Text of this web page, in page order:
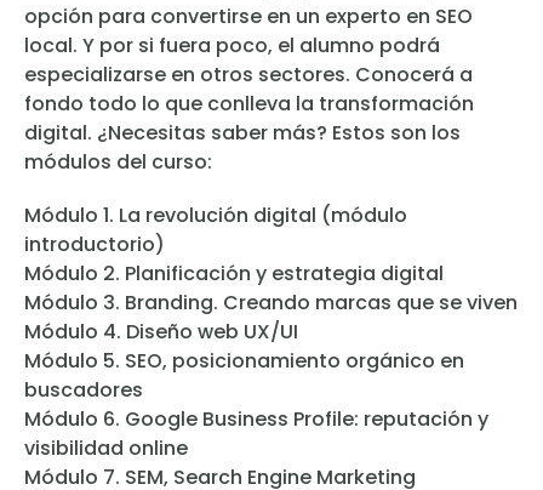
opción para convertirse en un experto en SEO
local. Y por si fuera poco, el alumno podrá
especializarse en otros sectores. Conocerá a
fondo todo lo que conlleva la transformación
digital. ¿Necesitas saber más? Estos son los
módulos del curso:
Módulo 1. La revolución digital (módulo
introductorio)
Módulo 2. Planificación y estrategia digital
Módulo 3. Branding. Creando marcas que se viven
Módulo 4. Diseño web UX/UI
Módulo 5. SEO, posicionamiento orgánico en
buscadores
Módulo 6. Google Business Profile: reputación y
visibilidad online
Módulo 7. SEM, Search Engine Marketing